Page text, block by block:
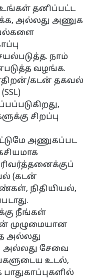
தனிப்பட்ட
அல்லது அணுக
நாம்
வழங்க.
கடன் தகவல்
சிறப்பு
அணுகப்பட
(கடன்
நிதியியல்,
க்கு நீங்கள்
முழுமையான
அல்லது
அல்லது சேவை
உடல்,